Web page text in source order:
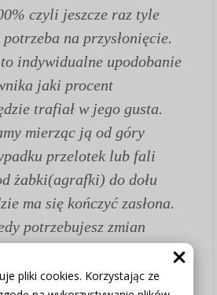
pliki cookies. Korzystając ze
czyli jeszcze raz tyle
na przysłonięcie.
indywidualne upodobanie
jaki procent
trafiał w jego gusta.
mierząc ją od góry
przelotek lub fali
żabki(agrafki) do dołu
ma się kończyć zasłona.
potrzebujesz zmian
przelotki, itp.) wpisz swoje
zamówienia w okienku